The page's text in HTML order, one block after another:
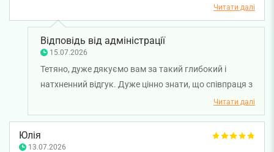
своєму житті з турботою про себе☺️ Дякую вам🤍Читати далі
Відповідь від адміністрації
15.07.2026
Тетяно, дуже дякуємо вам за такий глибокий і
натхненний відгук. Дуже цінно знати, що співпраця з
лікарем-невропатологом Ксенією Любишко стала
для вас джерелом підтримки, допомогла відчути
турботу про себе та відкрити новий етап позитивних
змін. Бажаємо вам міцного здоров'я!
Читати далі
Юлія
13.07.2026